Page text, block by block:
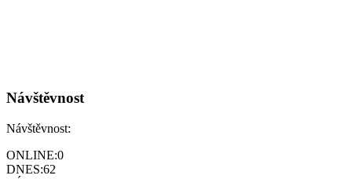
Návštěvnost
Návštěvnost:
ONLINE:0
DNES:62